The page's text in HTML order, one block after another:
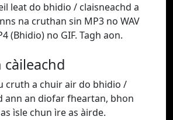
leat do bhidio / claisneachd a
na cruthan sin MP3 no WAV
(Bhidio) no GIF. Tagh aon.
càileachd
cruth a chuir air do bhidio /
ann an diofar fheartan, bhon
ìsle chun ìre as àirde.